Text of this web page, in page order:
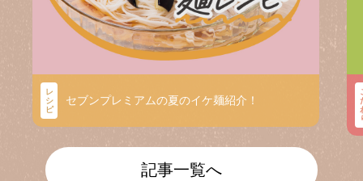
レ
シ
ピ
セブンプレミアムの夏のイケ麺紹介！
記事一覧へ